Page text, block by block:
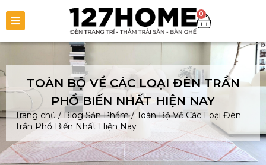
0
TOÀN BỘ VỀ CÁC LOẠI ĐÈN TRẦN
PHỔ BIẾN NHẤT HIỆN NAY
Trang chủ / Blog Sản Phẩm/ Toàn Bộ Về Các Loại Đèn
Trần Phổ Biến Nhất Hiện Nay